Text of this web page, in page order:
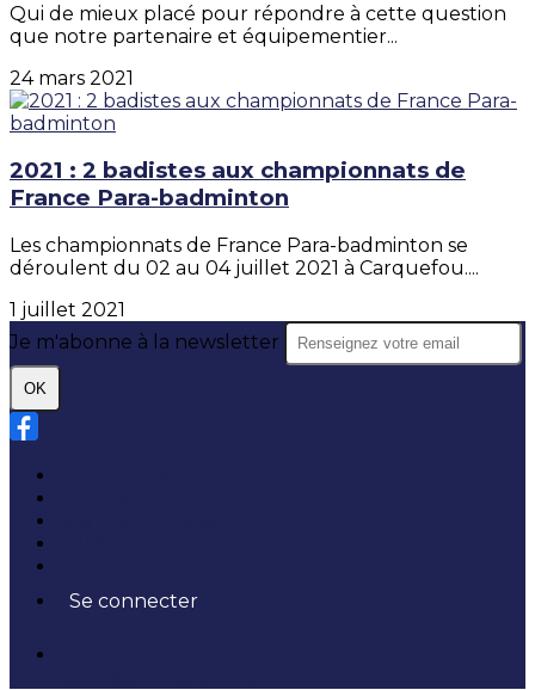
Qui de mieux placé pour répondre à cette question
que notre partenaire et équipementier...
24 mars 2021
2021 : 2 badistes aux championnats de
France Para-badminton
Les championnats de France Para-badminton se
déroulent du 02 au 04 juillet 2021 à Carquefou....
1 juillet 2021
Je m'abonne à la newsletter
OK
Se connecter